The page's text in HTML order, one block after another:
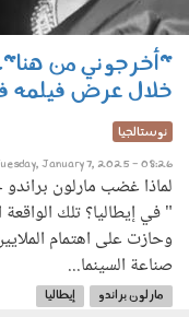
"أخرجوني من
خلال عرض فيلمه
نوستالجيا
January 7, 2025 - 08:26
" في إيطاليا؟ تلك
وحازت على اهتمام
صناعة السينما...
مارلون براندو إيطاليا